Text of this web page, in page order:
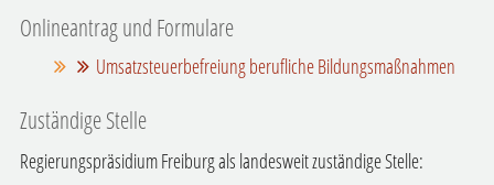
Onlineantrag und Formulare
Umsatzsteuerbefreiung berufliche Bildungsmaßnahmen
Zuständige Stelle
Regierungspräsidium Freiburg als landesweit zuständige Stelle: